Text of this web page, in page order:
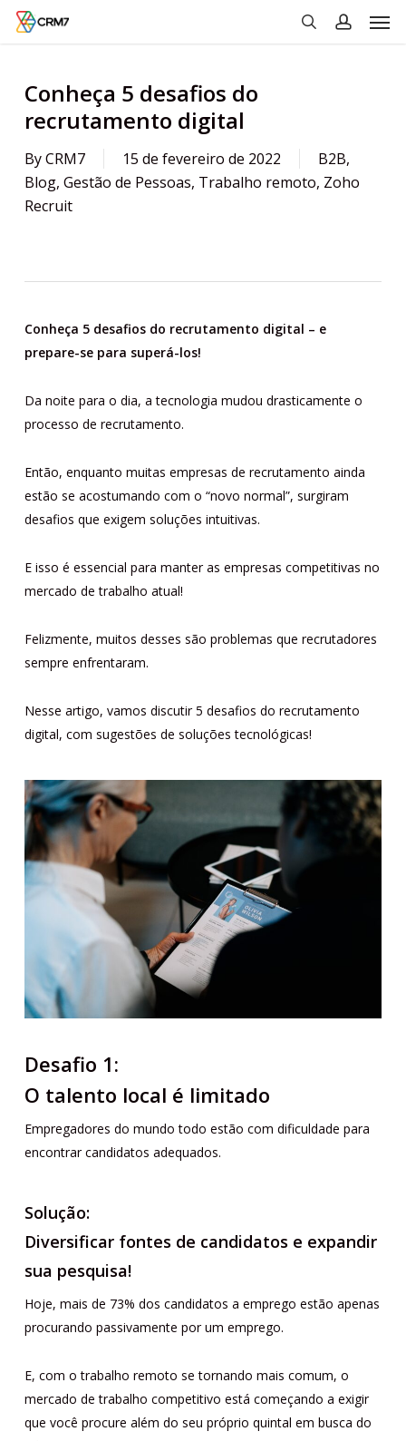
Skip
Conheça 5 desafios do
recrutamento digital
ByCRM7 15 de fevereiro de 2022 B2B,
Blog, Gestão de Pessoas, Trabalho remoto, Zoho
Recruit
Conheça 5 desafios do recrutamento digital – e
prepare-se para superá-los!
Da noite para o dia, a tecnologia mudou drasticamente o
processo de recrutamento.
Então, enquanto muitas empresas de recrutamento ainda
estão se acostumando com o “novo normal”, surgiram
desafios que exigem soluções intuitivas.
E isso é essencial para manter as empresas competitivas no
mercado de trabalho atual!
Felizmente, muitos desses são problemas que recrutadores
sempre enfrentaram.
Nesse artigo, vamos discutir 5 desafios do recrutamento
digital, com sugestões de soluções tecnológicas!
Desafio 1:
O talento local é limitado
Empregadores do mundo todo estão com dificuldade para
encontrar candidatos adequados.
Solução:
Diversificar fontes de candidatos e expandir
sua pesquisa!
Hoje, mais de 73% dos candidatos a emprego estão apenas
procurando passivamente por um emprego.
E, com o trabalho remoto se tornando mais comum, o
mercado de trabalho competitivo está começando a exigir
que você procure além do seu próprio quintal em busca do